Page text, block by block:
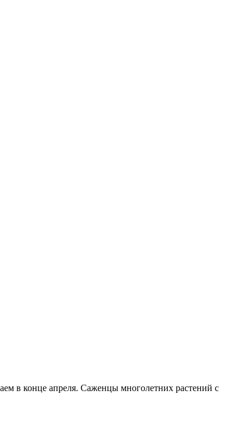
в конце апреля. Саженцы многолетних растений с